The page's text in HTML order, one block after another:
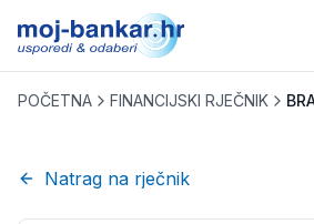
POČETNA FINANCIJSKI RJEČNIK
Natrag na rječnik